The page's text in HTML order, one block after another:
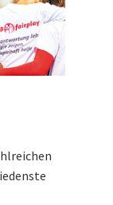
wir